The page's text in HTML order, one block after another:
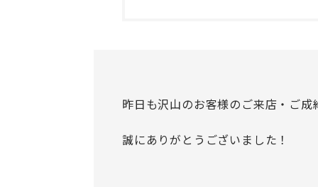
昨日も沢山のお客様のご来店・ご成
誠にありがとうございました！